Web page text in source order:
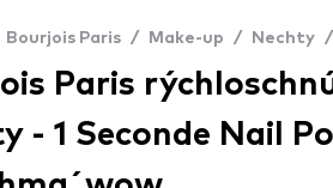
Bourjois Paris / Make-up / Nechty /
Paris
- 1 Seconde Nail